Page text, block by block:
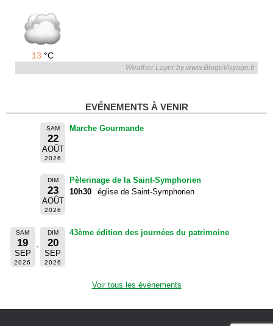
13 °C
Weather Layer by www.BlogoVoyage.fr
EVÉNEMENTS À VENIR
SAM
22
AOÛT
2026
Marche Gourmande
DIM
23
AOÛT
2026
Pèlerinage de la Saint-Symphorien
10h30
église de Saint-Symphorien
SAM
19
SEP
2026
DIM
20
SEP
2026
43ème édition des journées du patrimoine
Voir tous les événements